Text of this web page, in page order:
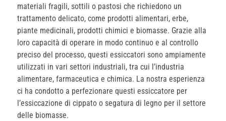
materiali fragili, sottili o pastosi che richiedono un
trattamento delicato, come prodotti alimentari, erbe,
piante medicinali, prodotti chimici e biomasse. Grazie alla
loro capacità di operare in modo continuo e al controllo
preciso del processo, questi essiccatori sono ampiamente
utilizzati in vari settori industriali, tra cui l’industria
alimentare, farmaceutica e chimica. La nostra esperienza
ci ha condotto a perfezionare questi essiccatore per
l’essiccazione di cippato o segatura di legno per il settore
delle biomasse.